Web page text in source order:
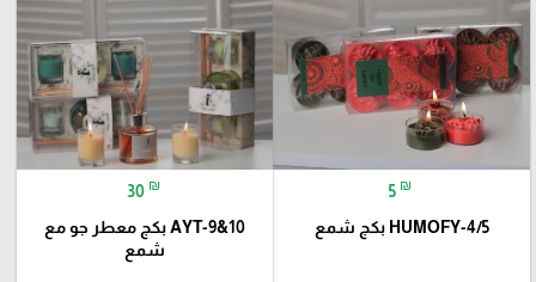
5 ₪
HUMOFY-4/5 بكج شمع
30 ₪
AYT-9&10 بكج معطر جو مع
شمع